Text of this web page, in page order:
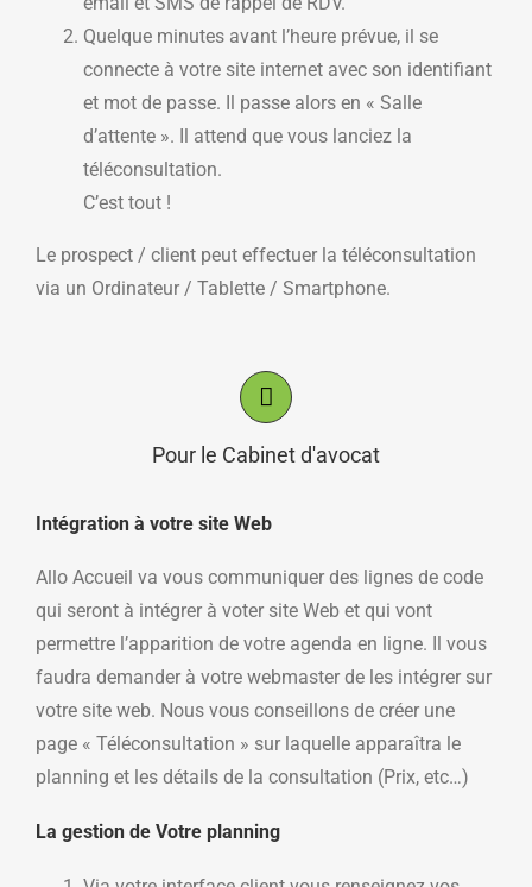
Quelque minutes avant l’heure prévue, il se
connecte à votre site internet avec son identifiant
et mot de passe. Il passe alors en « Salle
d’attente ». Il attend que vous lanciez la
téléconsultation.
C’est tout !
Le prospect / client peut effectuer la téléconsultation
via un Ordinateur / Tablette / Smartphone.
Pour le Cabinet d'avocat
Intégration à votre site Web
Allo Accueil va vous communiquer des lignes de code
qui seront à intégrer à voter site Web et qui vont
permettre l’apparition de votre agenda en ligne. Il vous
faudra demander à votre webmaster de les intégrer sur
votre site web. Nous vous conseillons de créer une
page « Téléconsultation » sur laquelle apparaîtra le
planning et les détails de la consultation (Prix, etc…)
La gestion de Votre planning